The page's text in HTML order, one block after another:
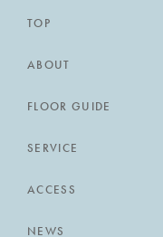
TOP
ABOUT
FLOOR GUIDE
SERVICE
ACCESS
NEWS